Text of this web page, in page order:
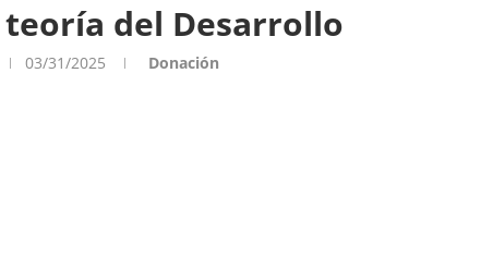
del Desarrollo
03/31/2025 Donación